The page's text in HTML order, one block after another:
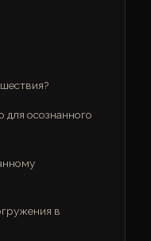
для осознанного
в